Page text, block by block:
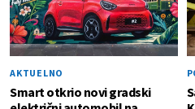
AKTUELNO
Smart otkrio novi gradski